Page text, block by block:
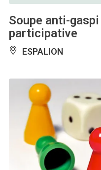
Soupe anti-
participative
ESPALION